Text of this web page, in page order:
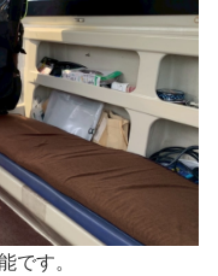
です。